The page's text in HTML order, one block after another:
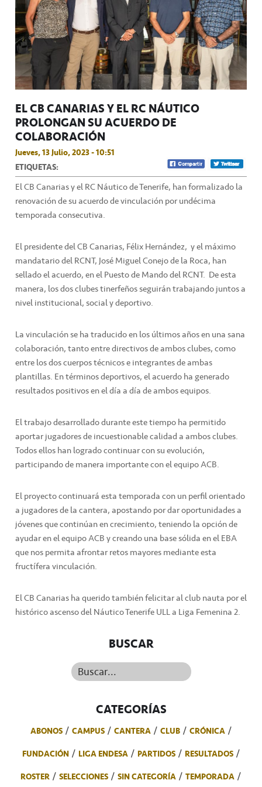
EL CB CANARIAS Y EL RC NÁUTICO
PROLONGAN SU ACUERDO DE
COLABORACIÓN
Jueves, 13 Julio, 2023 - 10:51
ETIQUETAS:
El CB Canarias y el RC Náutico de Tenerife, han formalizado la
renovación de su acuerdo de vinculación por undécima
temporada consecutiva.
El presidente del CB Canarias, Félix Hernández, y el máximo
mandatario del RCNT, José Miguel Conejo de la Roca, han
sellado el acuerdo, en el Puesto de Mando del RCNT. De esta
manera, los dos clubes tinerfeños seguirán trabajando juntos a
nivel institucional, social y deportivo.
La vinculación se ha traducido en los últimos años en una sana
colaboración, tanto entre directivos de ambos clubes, como
entre los dos cuerpos técnicos e integrantes de ambas
plantillas. En términos deportivos, el acuerdo ha generado
resultados positivos en el día a día de ambos equipos.
El trabajo desarrollado durante este tiempo ha permitido
aportar jugadores de incuestionable calidad a ambos clubes.
Todos ellos han logrado continuar con su evolución,
participando de manera importante con el equipo ACB.
El proyecto continuará esta temporada con un perfil orientado
a jugadores de la cantera, apostando por dar oportunidades a
jóvenes que continúan en crecimiento, teniendo la opción de
ayudar en el equipo ACB y creando una base sólida en el EBA
que nos permita afrontar retos mayores mediante esta
fructífera vinculación.
El CB Canarias ha querido también felicitar al club nauta por el
histórico ascenso del Náutico Tenerife ULL a Liga Femenina 2.
BUSCAR
Buscar...
CATEGORÍAS
ABONOS CAMPUS CANTERA CLUB
CRÓNICA
FUNDACIÓN
LIGA ENDESA PARTIDOS
RESULTADOS
ROSTER
SELECCIONES SIN CATEGORÍA TEMPORADA